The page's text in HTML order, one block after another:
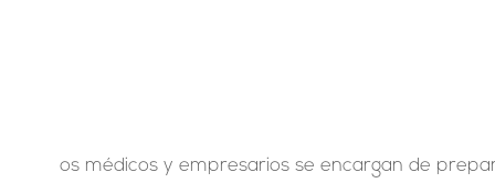
os médicos y empresarios se encargan de